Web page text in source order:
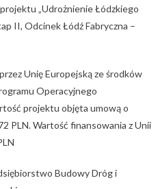
„Udrożnienie Łódzkiego
II, Odcinek Łódź Fabryczna –
Unię Europejską ze środków
Operacyjnego
projektu objęta umową o
PLN. Wartość finansowania z Unii
Budowy Dróg i